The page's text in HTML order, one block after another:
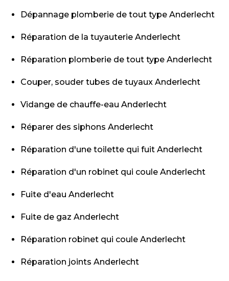
Dépannage plomberie de tout type Anderlecht
Réparation de la tuyauterie Anderlecht
Réparation plomberie de tout type Anderlecht
Couper, souder tubes de tuyaux Anderlecht
Vidange de chauffe-eau Anderlecht
Réparer des siphons Anderlecht
Réparation d'une toilette qui fuit Anderlecht
Réparation d'un robinet qui coule Anderlecht
Fuite d'eau Anderlecht
Fuite de gaz Anderlecht
Réparation robinet qui coule Anderlecht
Réparation joints Anderlecht